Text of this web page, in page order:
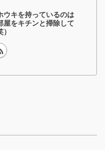
ウキを持っているのは
屋をキチンと掃除して